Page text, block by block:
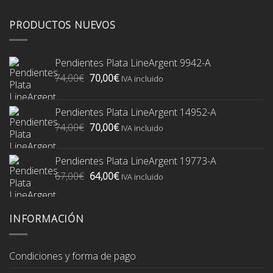
PRODUCTOS NUEVOS
Pendientes Plata LineArgent 9942-A
74,00€ El
era:
74,00€.
70,00€El
es:
70,00€.
IVA incluido
Pendientes Plata LineArgent 14952-A
74,00€ El
era:
74,00€.
70,00€El
es:
70,00€.
IVA incluido
Pendientes Plata LineArgent 19773-A
67,00€ El
64,00€ElIVA incluido
INFORMACIÓN
Condiciones y forma de pago